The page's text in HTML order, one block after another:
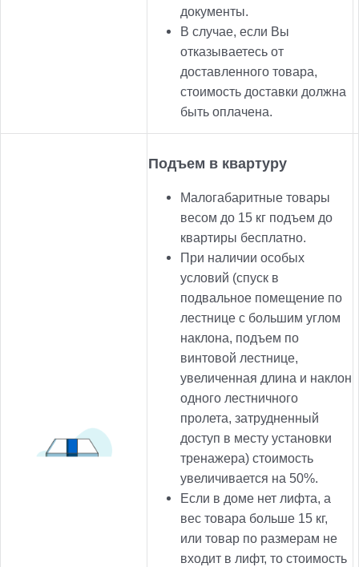
документы.
В случае, если Вы
отказываетесь от
доставленного товара,
стоимость доставки должна
быть оплачена.
Подъем в квартуру
Малогабаритные товары
весом до 15 кг подъем до
квартиры бесплатно.
При наличии особых
условий (спуск в
подвальное помещение по
лестнице с большим углом
наклона, подъем по
винтовой лестнице,
увеличенная длина и наклон
одного лестничного
пролета, затрудненный
доступ в месту установки
тренажера) стоимость
увеличивается на 50%.
Если в доме нет лифта, а
вес товара больше 15 кг,
или товар по размерам не
входит в лифт, то стоимость